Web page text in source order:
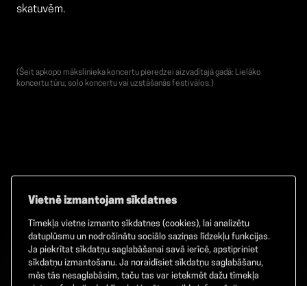
skatuvēm.
(Šeit apkopo mākslinieka koncertu pieredzei aizvadītajā gadā: Lielāko
koncertu tūru, solo koncertu vai uzstāšanās festivālos.)
Facebook TikTok Instagram
Vietnē izmantojam sīkdatnes
Tīmekļa vietne izmanto sīkdatnes (cookies), lai analizētu
datuplūsmu un nodrošinātu sociālo saziņas līdzekļu funkcijas.
Ja piekrītat sīkdatņu saglabāšanai savā ierīcē, apstipriniet
sīkdatņu izmantošanu. Ja noraidīsiet sīkdatņu saglabāšanu,
mēs tās nesaglabāsim, taču tas var ietekmēt dažu tīmekļa